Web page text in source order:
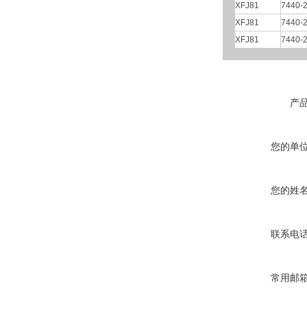
XFJ81
7440-
XFJ81
7440-
XFJ81
7440-
产
您的单
您的姓
联系电
常用邮